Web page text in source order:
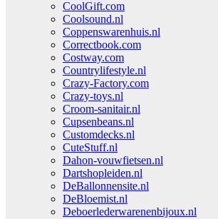
CoolGift.com
Coolsound.nl
Coppenswarenhuis.nl
Correctbook.com
Costway.com
Countrylifestyle.nl
Crazy-Factory.com
Crazy-toys.nl
Croom-sanitair.nl
Cupsenbeans.nl
Customdecks.nl
CuteStuff.nl
Dahon-vouwfietsen.nl
Dartshopleiden.nl
DeBallonnensite.nl
DeBloemist.nl
Deboerlederwarenenbijoux.nl